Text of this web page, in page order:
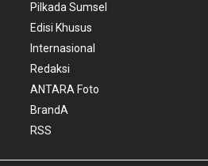
Pilkada Sumsel
Edisi Khusus
Internasional
Redaksi
ANTARA Foto
BrandA
RSS